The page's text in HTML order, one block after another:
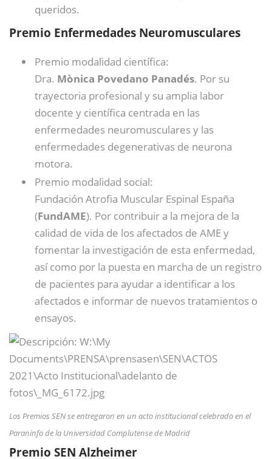
queridos.
Premio Enfermedades Neuromusculares
Premio modalidad científica:
Dra. Mònica Povedano Panadés. Por su
trayectoria profesional y su amplia labor
docente y científica centrada en las
enfermedades neuromusculares y las
enfermedades degenerativas de neurona
motora.
Premio modalidad social:
Fundación Atrofia Muscular Espinal España
(FundAME). Por contribuir a la mejora de la
calidad de vida de los afectados de AME y
fomentar la investigación de esta enfermedad,
así como por la puesta en marcha de un registro
de pacientes para ayudar a identificar a los
afectados e informar de nuevos tratamientos o
ensayos.
Los Premios SEN se entregaron en un acto institucional celebrado en el
Paraninfo de la Universidad Complutense de Madrid
Premio SEN Alzheimer